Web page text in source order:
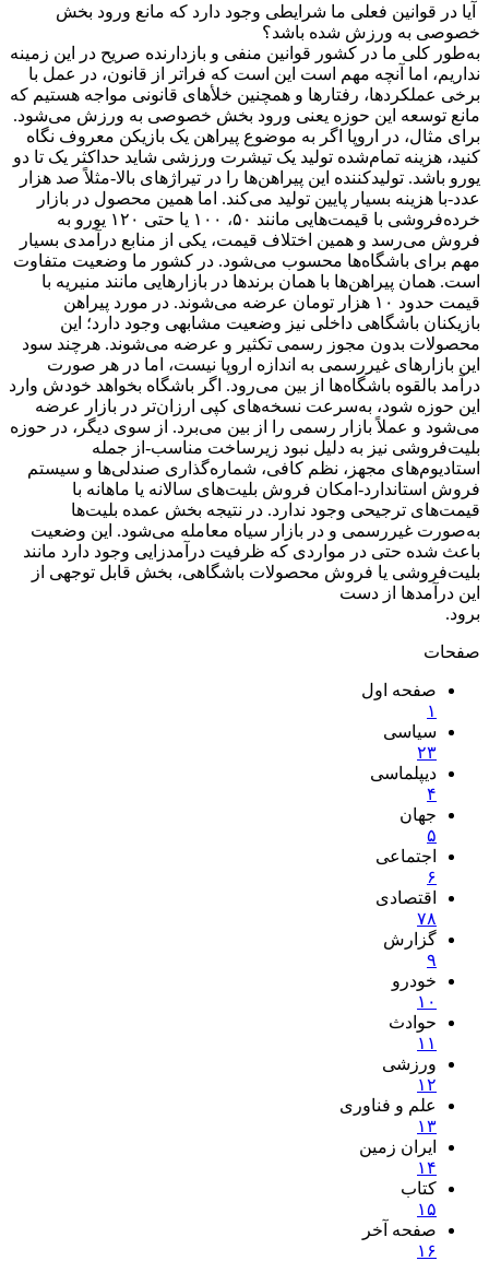
آیا در قوانین فعلی ما شرایطی وجود دارد که مانع ورود بخش
خصوصی به ورزش شده باشد؟
به‌طور کلی ما در کشور قوانین منفی و بازدارنده صریح در این زمینه
نداریم، اما آنچه مهم است این است که فراتر از قانون، در عمل با
برخی عملکردها، رفتارها و همچنین خلأهای قانونی مواجه هستیم که
مانع توسعه این حوزه یعنی ورود بخش خصوصی به ورزش می‌شود.
برای مثال، در اروپا اگر به موضوع پیراهن یک بازیکن معروف نگاه
کنید، هزینه تمام‌شده تولید یک تیشرت ورزشی شاید حداکثر یک تا دو
یورو باشد. تولیدکننده این پیراهن‌ها را در تیراژهای بالا-مثلاً صد هزار
عدد-با هزینه بسیار پایین تولید می‌کند. اما همین محصول در بازار
خرده‌فروشی با قیمت‌هایی مانند ۵۰، ۱۰۰ یا حتی ۱۲۰ یورو به
فروش می‌رسد و همین اختلاف قیمت، یکی از منابع درآمدی بسیار
مهم برای باشگاه‌ها محسوب می‌شود. در کشور ما وضعیت متفاوت
است. همان پیراهن‌ها با همان برندها در بازارهایی مانند منیریه با
قیمت حدود ۱۰ هزار تومان عرضه می‌شوند. در مورد پیراهن
بازیکنان باشگاهی داخلی نیز وضعیت مشابهی وجود دارد؛ این
محصولات بدون مجوز رسمی تکثیر و عرضه می‌شوند. هرچند سود
این بازارهای غیررسمی به اندازه اروپا نیست، اما در هر صورت
درآمد بالقوه باشگاه‌ها از بین می‌رود. اگر باشگاه بخواهد خودش وارد
این حوزه شود، به‌سرعت نسخه‌های کپی ارزان‌تر در بازار عرضه
می‌شود و عملاً بازار رسمی را از بین می‌برد. از سوی دیگر، در حوزه
بلیت‌فروشی نیز به دلیل نبود زیرساخت مناسب-از جمله
استادیوم‌های مجهز، نظم کافی، شماره‌گذاری صندلی‌ها و سیستم
فروش استاندارد-امکان فروش بلیت‌های سالانه یا ماهانه با
قیمت‌های ترجیحی وجود ندارد. در نتیجه بخش عمده بلیت‌ها
به‌صورت غیررسمی و در بازار سیاه معامله می‌شود. این وضعیت
باعث شده حتی در مواردی که ظرفیت درآمدزایی وجود دارد مانند
بلیت‌فروشی یا فروش محصولات باشگاهی، بخش قابل توجهی از
این درآمدها از دست
برود.
صفحات
صفحه اول
۱
سیاسی
۲۳
دیپلماسی
۴
جهان
۵
اجتماعی
۶
اقتصادی
۷۸
گزارش
۹
خودرو
۱۰
حوادث
۱۱
ورزشی
۱۲
علم و فناوری
۱۳
ایران زمین
۱۴
کتاب
۱۵
صفحه آخر
۱۶